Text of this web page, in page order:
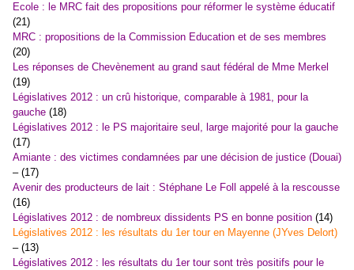
Ecole : le MRC fait des propositions pour réformer le système éducatif
(21)
MRC : propositions de la Commission Education et de ses membres
(20)
Les réponses de Chevènement au grand saut fédéral de Mme Merkel
(19)
Législatives 2012 : un crû historique, comparable à 1981, pour la
gauche (18)
Législatives 2012 : le PS majoritaire seul, large majorité pour la gauche
(17)
Amiante : des victimes condamnées par une décision de justice (Douai)
– (17)
Avenir des producteurs de lait : Stéphane Le Foll appelé à la rescousse
(16)
Législatives 2012 : de nombreux dissidents PS en bonne position (14)
Législatives 2012 : les résultats du 1er tour en Mayenne (JYves Delort)
– (13)
Législatives 2012 : les résultats du 1er tour sont très positifs pour le